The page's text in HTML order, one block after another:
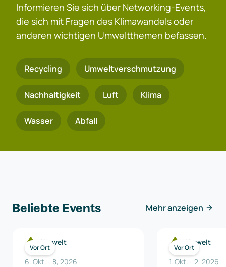
Informieren Sie sich über Networking-Events,
die sich mit Fragen des Klimawandels oder
anderen wichtigen Umweltthemen befassen.
Recycling Umweltverschmutzung
Nachhaltigkeit Luft Klima
Wasser Abfall
Beliebte Events Mehr anzeigen
Vor Ort
Umwelt
6. Okt. - 8, 2026
Vor Ort
Umwelt
1. Okt. - 2, 2026